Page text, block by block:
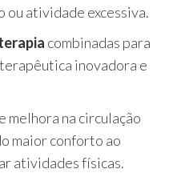
ou atividade excessiva.
combinadas para
inovadora e
melhora na circulação
maior conforto ao
atividades físicas.